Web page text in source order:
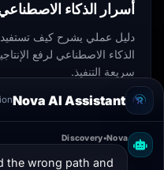
أسرار الذكاء
دليل عملي يشرح كيف
الذكاء الاصطناعي لرفع
سريعة التنفيذ.
Nova AI Assistant
Nova
•
Discovery
the wrong path and